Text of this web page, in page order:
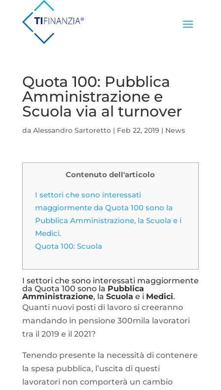
Quota 100: Pubblica
Amministrazione e
Scuola via al turnover
da Alessandro Sartoretto| Feb 22, 2019 | News
Contenuto dell'articolo
I settori che sono interessati
maggiormente da Quota 100 sono la
Pubblica Amministrazione, la Scuola e i
Medici.
Quota 100: Scuola
I settori che sono interessati maggiormente
da Quota 100 sono la Pubblica
Amministrazione, la Scuola e i Medici.
Quanti nuovi posti di lavoro si creeranno
mandando in pensione 300mila lavoratori
tra il 2019 e il 2021?
Tenendo presente la necessità di contenere
la spesa pubblica, l’uscita di questi
lavoratori non comporterà un cambio